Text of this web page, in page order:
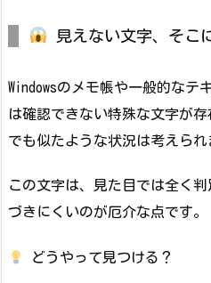
見えない文字、そこ
Windowsのメモ帳や一般的なテ
は確認できない特殊な文字が
でも似たような状況は考えられ
この文字は、見た目では全く
づきにくいのが厄介な点です。
どうやって見つける？